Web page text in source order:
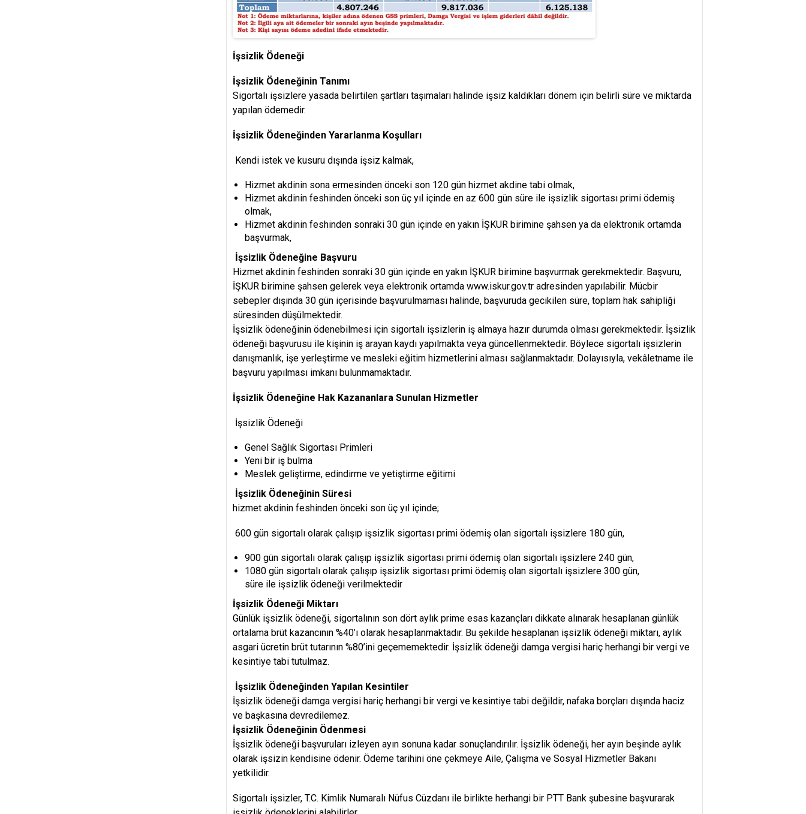
İşsizlik Ödeneği
İşsizlik Ödeneğinin Tanımı
Sigortalı işsizlere yasada belirtilen şartları taşımaları halinde işsiz kaldıkları dönem için belirli süre ve miktarda
yapılan ödemedir.
İşsizlik Ödeneğinden Yararlanma Koşulları
Kendi istek ve kusuru dışında işsiz kalmak,
Hizmet akdinin sona ermesinden önceki son 120 gün hizmet akdine tabi olmak,
Hizmet akdinin feshinden önceki son üç yıl içinde en az 600 gün süre ile işsizlik sigortası primi ödemiş
olmak,
Hizmet akdinin feshinden sonraki 30 gün içinde en yakın İŞKUR birimine şahsen ya da elektronik ortamda
başvurmak,
İşsizlik Ödeneğine Başvuru
Hizmet akdinin feshinden sonraki 30 gün içinde en yakın İŞKUR birimine başvurmak gerekmektedir. Başvuru,
İŞKUR birimine şahsen gelerek veya elektronik ortamda www.iskur.gov.tr adresinden yapılabilir. Mücbir
sebepler dışında 30 gün içerisinde başvurulmaması halinde, başvuruda gecikilen süre, toplam hak sahipliği
süresinden düşülmektedir.
İşsizlik ödeneğinin ödenebilmesi için sigortalı işsizlerin iş almaya hazır durumda olması gerekmektedir. İşsizlik
ödeneği başvurusu ile kişinin iş arayan kaydı yapılmakta veya güncellenmektedir. Böylece sigortalı işsizlerin
danışmanlık, işe yerleştirme ve mesleki eğitim hizmetlerini alması sağlanmaktadır. Dolayısıyla, vekâletname ile
başvuru yapılması imkanı bulunmamaktadır.
İşsizlik Ödeneğine Hak Kazananlara Sunulan Hizmetler
İşsizlik Ödeneği
Genel Sağlık Sigortası Primleri
Yeni bir iş bulma
Meslek geliştirme, edindirme ve yetiştirme eğitimi
İşsizlik Ödeneğinin Süresi
hizmet akdinin feshinden önceki son üç yıl içinde;
600 gün sigortalı olarak çalışıp işsizlik sigortası primi ödemiş olan sigortalı işsizlere 180 gün,
900 gün sigortalı olarak çalışıp işsizlik sigortası primi ödemiş olan sigortalı işsizlere 240 gün,
1080 gün sigortalı olarak çalışıp işsizlik sigortası primi ödemiş olan sigortalı işsizlere 300 gün,
süre ile işsizlik ödeneği verilmektedir
İşsizlik Ödeneği Miktarı
Günlük işsizlik ödeneği, sigortalının son dört aylık prime esas kazançları dikkate alınarak hesaplanan günlük
ortalama brüt kazancının %40’ı olarak hesaplanmaktadır. Bu şekilde hesaplanan işsizlik ödeneği miktarı, aylık
asgari ücretin brüt tutarının %80’ini geçememektedir. İşsizlik ödeneği damga vergisi hariç herhangi bir vergi ve
kesintiye tabi tutulmaz.
İşsizlik Ödeneğinden Yapılan Kesintiler
İşsizlik ödeneği damga vergisi hariç herhangi bir vergi ve kesintiye tabi değildir, nafaka borçları dışında haciz
ve başkasına devredilemez.
İşsizlik Ödeneğinin Ödenmesi
İşsizlik ödeneği başvuruları izleyen ayın sonuna kadar sonuçlandırılır. İşsizlik ödeneği, her ayın beşinde aylık
olarak işsizin kendisine ödenir. Ödeme tarihini öne çekmeye Aile, Çalışma ve Sosyal Hizmetler Bakanı
yetkilidir.
Sigortalı işsizler, T.C. Kimlik Numaralı Nüfus Cüzdanı ile birlikte herhangi bir PTT Bank şubesine başvurarak